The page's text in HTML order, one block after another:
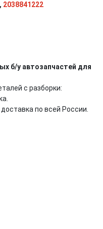
, 2038841222
б/у автозапчастей для
с разборки:
по всей России.